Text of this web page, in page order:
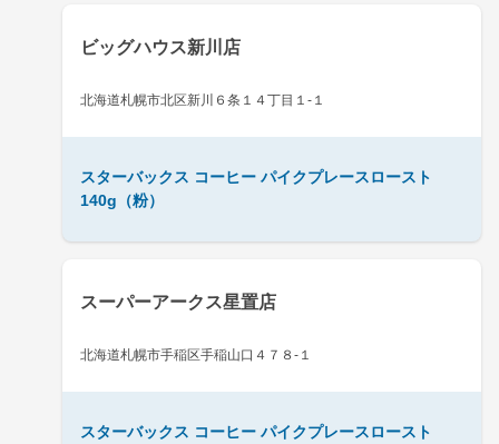
ビッグハウス新川店
北海道札幌市北区新川６条１４丁目１-１
スターバックス コーヒー パイクプレースロースト
140g（粉）
スーパーアークス星置店
北海道札幌市手稲区手稲山口４７８-１
スターバックス コーヒー パイクプレースロースト